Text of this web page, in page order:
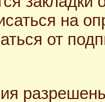
на
от